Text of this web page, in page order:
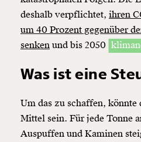
deshalb verpflichtet, ihren
um 40 Prozent gegenüber
senken und bis 2050
Was ist eine
Um das zu schaffen, könnte
Mittel sein. Für jede Tonne
Auspuffen und Kaminen